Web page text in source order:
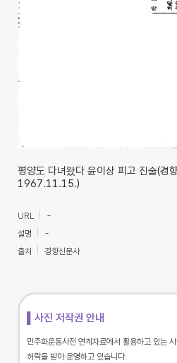
평양도 다녀왔다 윤이상 피고 진술(경
1967.11.15.)
URL
-
설명
-
출처
경향신문사
▌사진 저작권 안내
민주화운동사전 연계자료에서 활용하고 있는
허락을 받아 운영하고 있습니다.